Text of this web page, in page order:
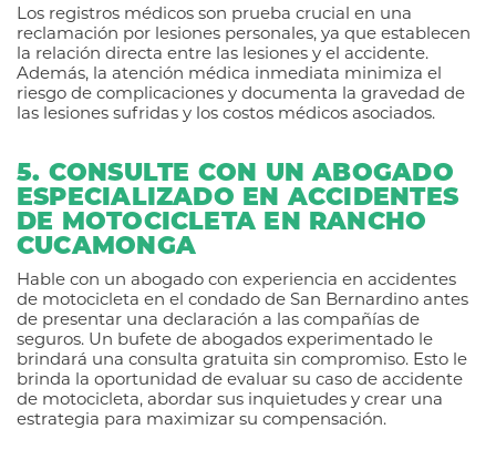
Los registros médicos son prueba crucial en una
reclamación por lesiones personales, ya que establecen
la relación directa entre las lesiones y el accidente.
Además, la atención médica inmediata minimiza el
riesgo de complicaciones y documenta la gravedad de
las lesiones sufridas y los costos médicos asociados.
5. CONSULTE CON UN ABOGADO
ESPECIALIZADO EN ACCIDENTES
DE MOTOCICLETA EN RANCHO
CUCAMONGA
Hable con un abogado con experiencia en accidentes
de motocicleta en el condado de San Bernardino antes
de presentar una declaración a las compañías de
seguros. Un bufete de abogados experimentado le
brindará una consulta gratuita sin compromiso. Esto le
brinda la oportunidad de evaluar su caso de accidente
de motocicleta, abordar sus inquietudes y crear una
estrategia para maximizar su compensación.